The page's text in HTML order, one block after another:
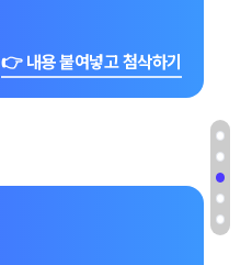
👉 내용 붙여넣고 첨삭하기